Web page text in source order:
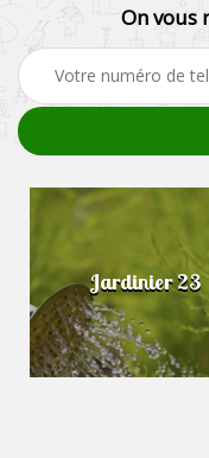
On vous
Jardinier 23